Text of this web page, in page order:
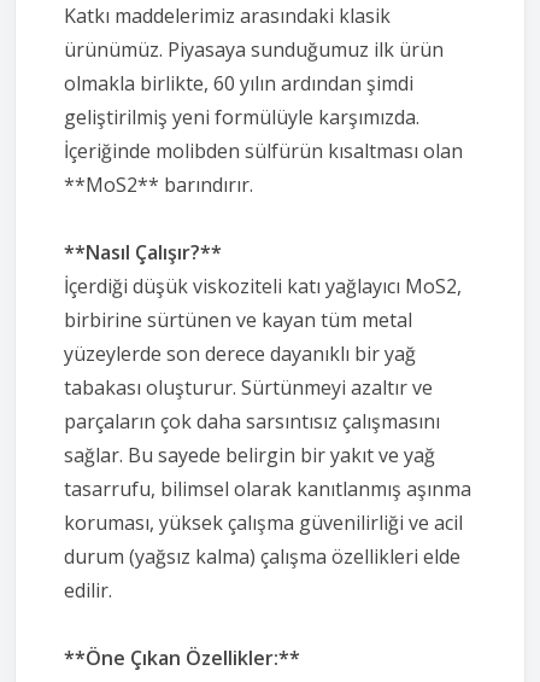
Katkı maddelerimiz arasındaki klasik
ürünümüz. Piyasaya sunduğumuz ilk ürün
olmakla birlikte, 60 yılın ardından şimdi
geliştirilmiş yeni formülüyle karşımızda.
İçeriğinde molibden sülfürün kısaltması olan
**MoS2** barındırır.
**Nasıl Çalışır?**
İçerdiği düşük viskoziteli katı yağlayıcı MoS2,
birbirine sürtünen ve kayan tüm metal
yüzeylerde son derece dayanıklı bir yağ
tabakası oluşturur. Sürtünmeyi azaltır ve
parçaların çok daha sarsıntısız çalışmasını
sağlar. Bu sayede belirgin bir yakıt ve yağ
tasarrufu, bilimsel olarak kanıtlanmış aşınma
koruması, yüksek çalışma güvenilirliği ve acil
durum (yağsız kalma) çalışma özellikleri elde
edilir.
**Öne Çıkan Özellikler:**